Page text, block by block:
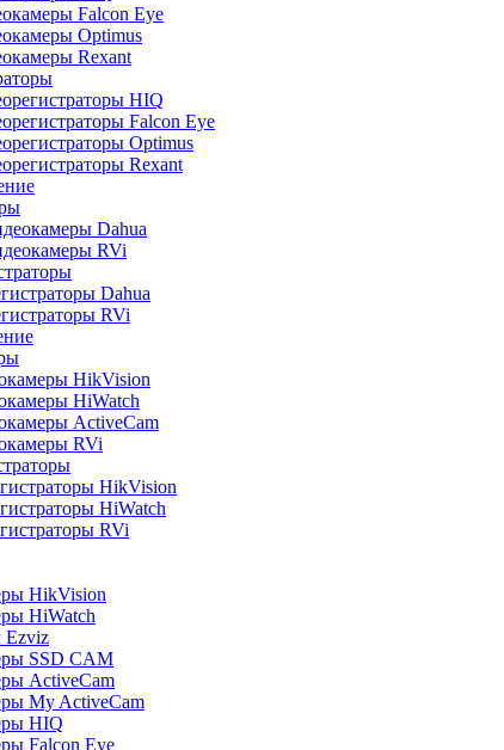
Falcon Eye
Optimus
Rexant
HIQ
Falcon Eye
Optimus
Rexant
Dahua
RVi
Dahua
RVi
HikVision
HiWatch
ActiveCam
RVi
HikVision
HiWatch
RVi
HikVision
HiWatch
Ezviz
SSD CAM
ActiveCam
My ActiveCam
HIQ
Falcon Eye